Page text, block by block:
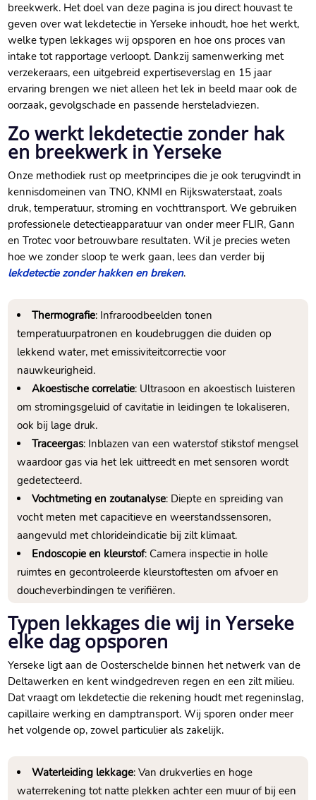
breekwerk.​ Het doel van deze pagina is jou direct houvast te
geven over wat lekdetectie in Yerseke inhoudt, hoe het werkt,
welke typen lekkages wij opsporen en hoe ons proces van
intake tot rapportage verloopt.​ Dankzij samenwerking met
verzekeraars, een uitgebreid expertiseverslag en 15 jaar
ervaring brengen we niet alleen het lek in beeld maar ook de
oorzaak, gevolgschade en passende hersteladviezen.​
Zo werkt lekdetectie zonder hak
en breekwerk in Yerseke
Onze methodiek rust op meetprincipes die je ook terugvindt in
kennisdomeinen van TNO, KNMI en Rijkswaterstaat, zoals
druk, temperatuur, stroming en vochttransport.​ We gebruiken
professionele detectieapparatuur van onder meer FLIR, Gann
en Trotec voor betrouwbare resultaten.​ Wil je precies weten
hoe we zonder sloop te werk gaan, lees dan verder bij
lekdetectie zonder hakken en breken.​
Thermografie: Infraroodbeelden tonen
temperatuurpatronen en koudebruggen die duiden op
lekkend water, met emissiviteitcorrectie voor
nauwkeurigheid.​
Akoestische correlatie: Ultrasoon en akoestisch luisteren
om stromingsgeluid of cavitatie in leidingen te lokaliseren,
ook bij lage druk.​
Traceergas: Inblazen van een waterstof stikstof mengsel
waardoor gas via het lek uittreedt en met sensoren wordt
gedetecteerd.​
Vochtmeting en zoutanalyse: Diepte en spreiding van
vocht meten met capacitieve en weerstandssensoren,
aangevuld met chlorideindicatie bij zilt klimaat.​
Endoscopie en kleurstof: Camera inspectie in holle
ruimtes en gecontroleerde kleurstoftesten om afvoer en
doucheverbindingen te verifiëren.​
Typen lekkages die wij in Yerseke
elke dag opsporen
Yerseke ligt aan de Oosterschelde binnen het netwerk van de
Deltawerken en kent windgedreven regen en een zilt milieu.​
Dat vraagt om lekdetectie die rekening houdt met regeninslag,
capillaire werking en damptransport.​ Wij sporen onder meer
het volgende op, zowel particulier als zakelijk.​
Waterleiding lekkage: Van drukverlies en hoge
waterrekening tot natte plekken achter een muur of bij een